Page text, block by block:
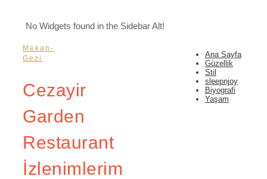
No Widgets found in the Sidebar Alt!
Mekan-
Gezi
Cezayir
Garden
Restaurant
İzlenimlerim
Ana Sayfa
Güzellik
Stil
sleepnjoy
Biyografi
Yaşam